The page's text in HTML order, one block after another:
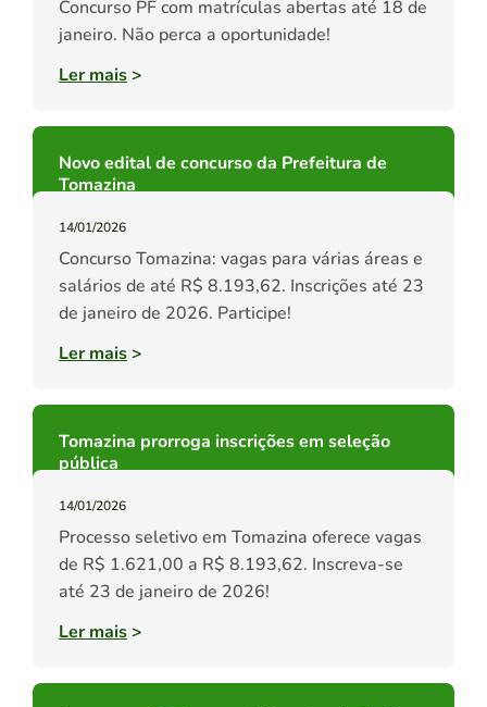
Concurso PF com matrículas abertas até 18 de
janeiro. Não perca a oportunidade!
Ler mais>
Novo edital de concurso da Prefeitura de
Tomazina
14/01/2026
Concurso Tomazina: vagas para várias áreas e
salários de até R$ 8.193,62. Inscrições até 23
de janeiro de 2026. Participe!
Ler mais>
Tomazina prorroga inscrições em seleção
pública
14/01/2026
Processo seletivo em Tomazina oferece vagas
de R$ 1.621,00 a R$ 8.193,62. Inscreva-se
até 23 de janeiro de 2026!
Ler mais>